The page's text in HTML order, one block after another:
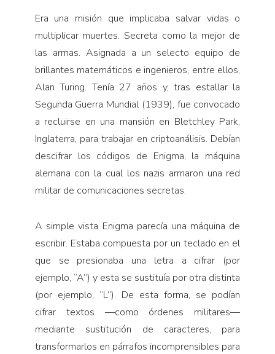
Relecturas
Sociedad
Turismo accidental
Vidas paralelas
Voces y lecturas
Era una misión que implicaba salvar vidas o
multiplicar muertes. Secreta como la mejor de
las armas. Asignada a un selecto equipo de
brillantes matemáticos e ingenieros, entre ellos,
Alan Turing. Tenía 27 años y, tras estallar la
Segunda Guerra Mundial (1939), fue convocado
a recluirse en una mansión en Bletchley Park,
Inglaterra, para trabajar en criptoanálisis. Debían
descifrar los códigos de Enigma, la máquina
alemana con la cual los nazis armaron una red
militar de comunicaciones secretas.
A simple vista Enigma parecía una máquina de
escribir. Estaba compuesta por un teclado en el
que se presionaba una letra a cifrar (por
ejemplo, “A”) y esta se sustituía por otra distinta
(por ejemplo, “L”). De esta forma, se podían
cifrar textos —como órdenes militares—
mediante sustitución de caracteres, para
transformarlos en párrafos incomprensibles para